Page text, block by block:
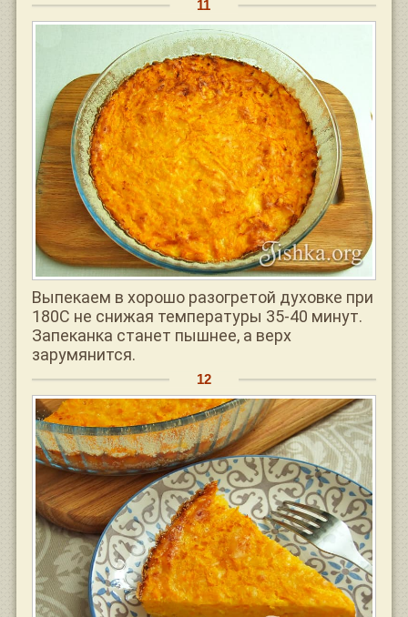
Выпекаем в хорошо разогретой духовке при
180С не снижая температуры 35-40 минут.
Запеканка станет пышнее, а верх
зарумянится.